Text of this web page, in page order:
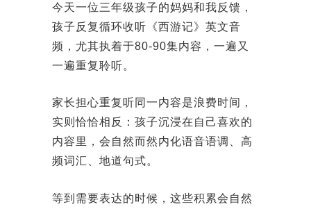
今天一位三年级孩子的妈妈和我反馈，
孩子反复循环收听《西游记》英文音
频，尤其执着于80-90集内容，一遍又
一遍重复聆听。
家长担心重复听同一内容是浪费时间，
实则恰恰相反：孩子沉浸在自己喜欢的
内容里，会自然而然内化语音语调、高
频词汇、地道句式。
等到需要表达的时候，这些积累会自然